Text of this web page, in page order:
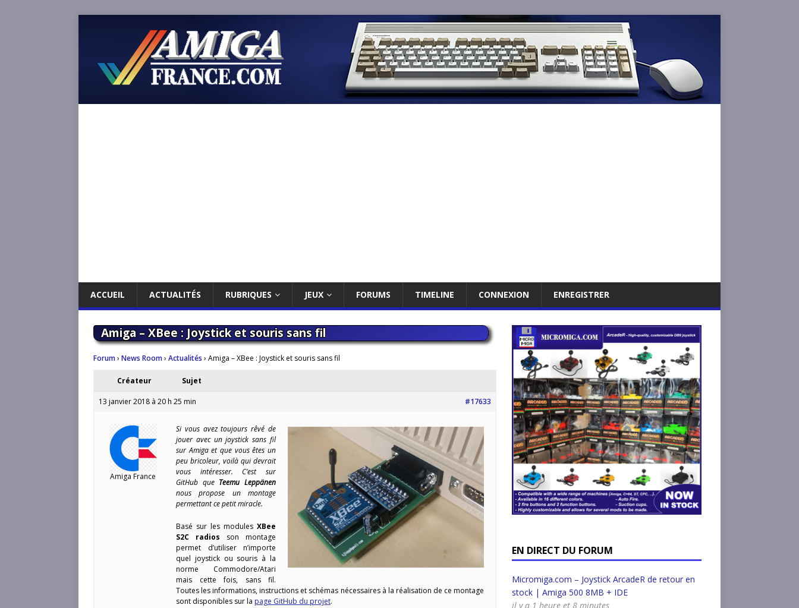
ACCUEIL ACTUALITÉS RUBRIQUES JEUX FORUMS TIMELINE CONNEXION ENREGISTRER
Amiga – XBee : Joystick et souris sans fil
Forum› News Room› Actualités › Amiga – XBee : Joystick et souris sans fil
Créateur Sujet
13 janvier 2018 à 20 h 25 min #17633
Amiga France
Si vous avez toujours rêvé de
jouer avec un joystick sans fil
sur Amiga et que vous êtes un
peu bricoleur, voilà qui devrait
vous intéresser. C’est sur
GitHub que Teemu Leppänen
nous propose un montage
permettant ce petit miracle.
Basé sur les modulesXBee
S2C radios son montage
permet d’utiliser n’importe
quel joystick ou souris à la
norme Commodore/Atari
mais cette fois, sans fil.
Toutes les informations, instructions et schémas nécessaires à la réalisation de ce montage
sont disponibles sur la page GitHub du projet.
EN DIRECT DU FORUM
Micromiga.com – Joystick ArcadeR de retour en
stock | Amiga 500 8MB + IDE
il y a 1 heure et 8 minutes